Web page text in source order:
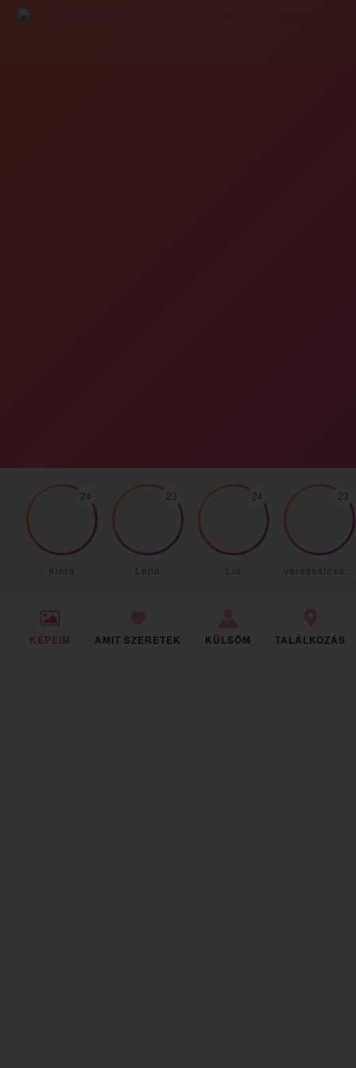
Kiara
24
Lejla
23
Lia
24
veressalexandra91
23
KÉPEIM AMIT SZERETEK KÜLSŐM TALÁLKOZÁS